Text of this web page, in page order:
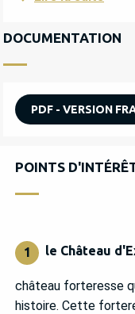
DOCUMENTATION
PDF - VERSION
POINTS
POINTS
1 le Château
château forteresse
histoire. Cette